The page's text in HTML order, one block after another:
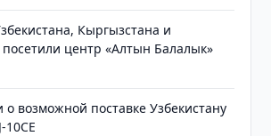
Кыргызстана и
центр «Алтын Балалык»
возможной поставке Узбекистану
10CE